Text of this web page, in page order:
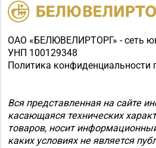
ОАО «БЕЛЮВЕЛИРТОРГ» - сеть
УНП 100129348
Политика конфиденциальности
Вся представленная на сайте
касающаяся технических
товаров, носит
каких условиях не является